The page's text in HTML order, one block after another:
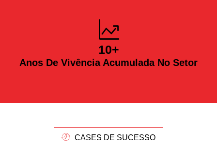
Anos De Vivência Acumulada No Setor
10+
CASES DE SUCESSO